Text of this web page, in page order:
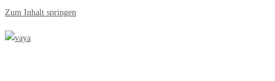
Zum Inhalt springen